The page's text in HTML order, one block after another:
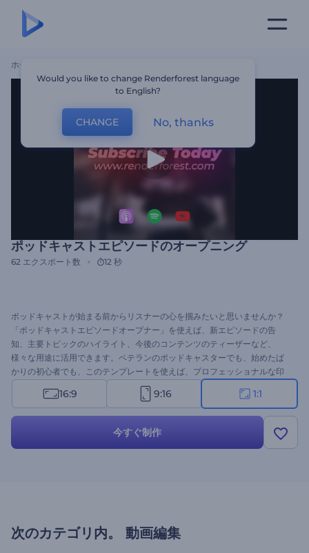
ホーム
ポッドキャストエピソードのオープニング
62 エクスポート数 12 秒
ポッドキャストが始まる前からリスナーの心を掴みたいと思いませんか？
「ポッドキャストエピソードオープナー」を使えば、新エピソードの告
知、主要トピックのハイライト、今後のコンテンツのティーザーなど、
様々な用途に活用できます。ベテランのポッドキャスターでも、始めたば
かりの初心者でも、このテンプレートを使えば、プロフェッショナルな印
象のイントロを作成できます。メディアファイル、ロゴ、音楽、ホストや
番組の詳細など、シーンを自由にカスタマイズできます。今すぐ作成し
16:9 9:16 1:1
今すぐ制作
次のカテゴリ内。 動画編集
Would you like to change Renderforest language
to English?
CHANGE No, thanks